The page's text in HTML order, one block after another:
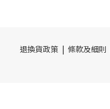
退換貨政策 | 條款及細則